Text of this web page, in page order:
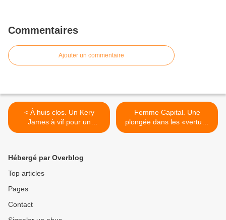
Commentaires
Ajouter un commentaire
< À huis clos. Un Kery
James à vif pour un
dialogue percutant et
Femme Capital. Une
plongée dans les «vertus»
super-libérales du culte de
Hébergé par Overblog
Top articles
Pages
Contact